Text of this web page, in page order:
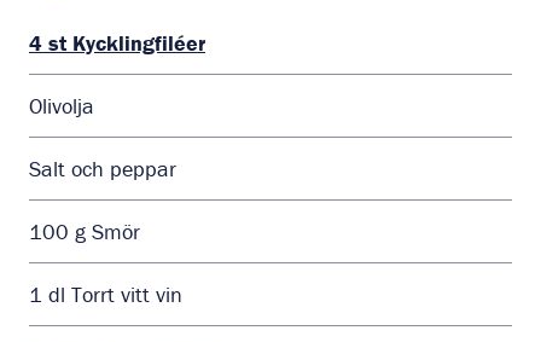
4 st Kycklingfiléer
Olivolja
Salt och peppar
100 g Smör
1 dl Torrt vitt vin